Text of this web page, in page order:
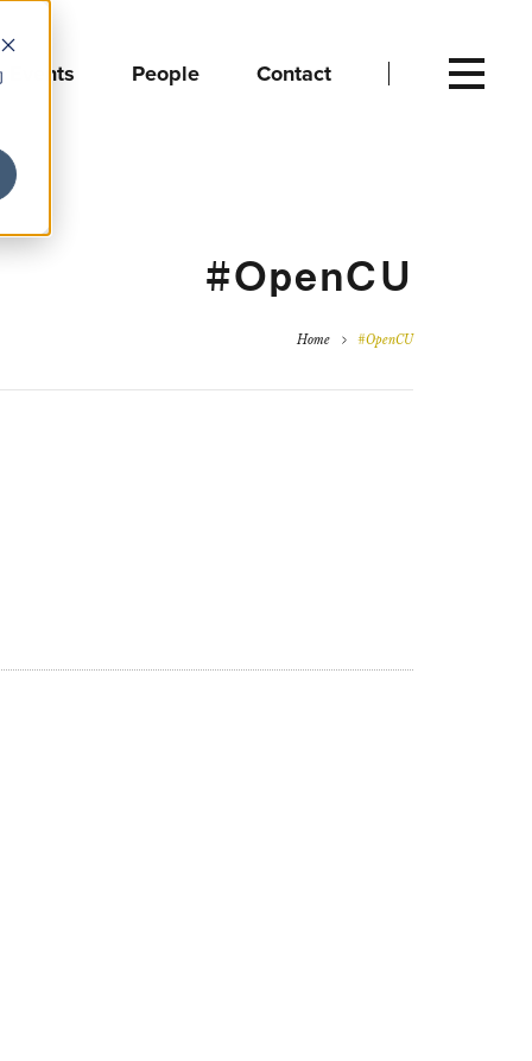
Events People Contact
#OpenCU
Home #OpenCU